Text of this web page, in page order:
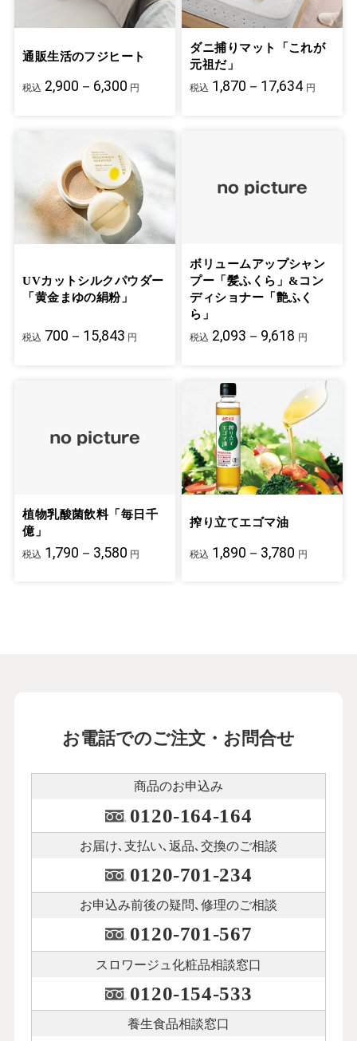
通販生活のフジヒート
税込 2,900－6,300 円
ダニ捕りマット「これが
元祖だ」
税込 1,870－17,634 円
UVカットシルクパウダー
「黄金まゆの絹粉」
税込 700－15,843 円
ボリュームアップシャン
プー「髪ふくら」&コン
ディショナー「艶ふく
ら」
税込 2,093－9,618 円
植物乳酸菌飲料「毎日千
億」
税込 1,790－3,580 円
搾り立てエゴマ油
税込 1,890－3,780 円
お電話でのご注文・お問合せ
商品のお申込み
0120-164-164
お届け､支払い､ 返品､交換のご相談
0120-701-234
お申込み前後の疑問､修理のご相談
0120-701-567
スロワージュ化粧品相談窓口
0120-154-533
養生食品相談窓口